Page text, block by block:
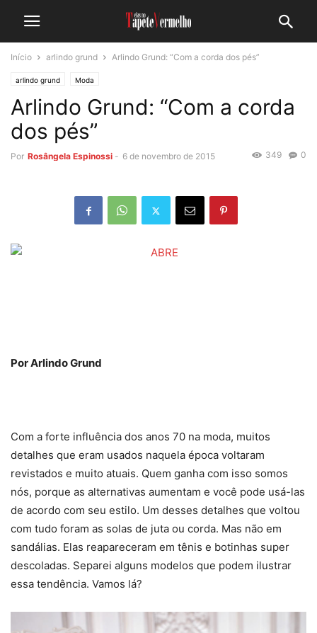
Início arlindo grund Arlindo Grund: “Com a corda dos pés”
arlindo grund Moda
Arlindo Grund: “Com a corda
dos pés”
Por Rosângela Espinossi - 6 de novembro de 2015 0
349
Por Arlindo Grund
Com a forte influência dos anos 70 na moda, muitos
detalhes que eram usados naquela época voltaram
revistados e muito atuais. Quem ganha com isso somos
nós, porque as alternativas aumentam e você pode usá-las
de acordo com seu estilo. Um desses detalhes que voltou
com tudo foram as solas de juta ou corda. Mas não em
sandálias. Elas reapareceram em tênis e botinhas super
descoladas. Separei alguns modelos que podem ilustrar
essa tendência. Vamos lá?